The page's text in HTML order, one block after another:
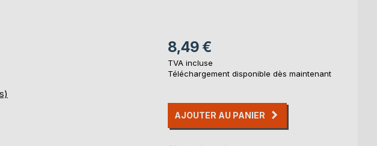
8,49 €
TVA incluse
Téléchargement disponible dès maintenant
AJOUTER AU PANIER